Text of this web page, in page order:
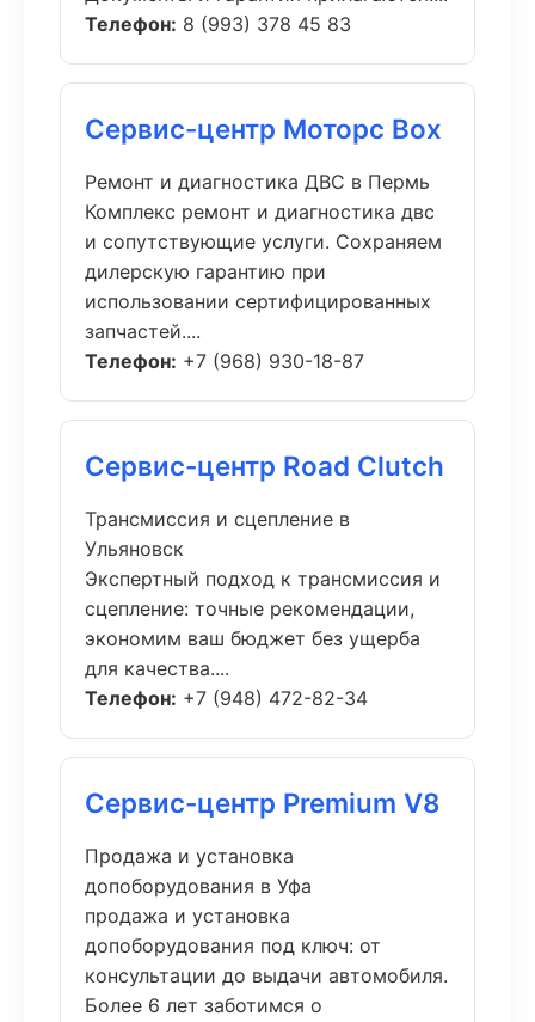
Телефон: 8 (993) 378 45 83
Сервис-центр Моторс Box
Ремонт и диагностика ДВС в Пермь
Комплекс ремонт и диагностика двс
и сопутствующие услуги. Сохраняем
дилерскую гарантию при
использовании сертифицированных
запчастей....
Телефон: +7 (968) 930-18-87
Сервис-центр Road Clutch
Трансмиссия и сцепление в
Ульяновск
Экспертный подход к трансмиссия и
сцепление: точные рекомендации,
экономим ваш бюджет без ущерба
для качества....
Телефон: +7 (948) 472-82-34
Сервис-центр Premium V8
Продажа и установка
допоборудования в Уфа
продажа и установка
допоборудования под ключ: от
консультации до выдачи автомобиля.
Более 6 лет заботимся о